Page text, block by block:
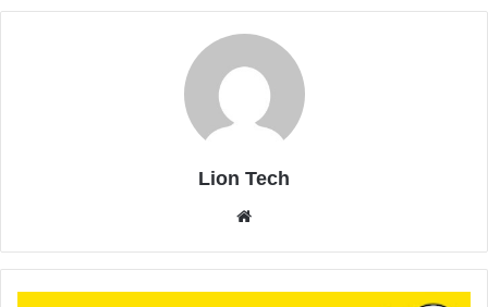
Lion Tech